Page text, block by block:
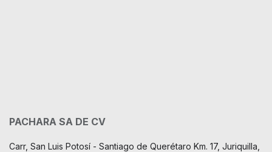
PACHARA SA DE CV
Carr, San Luis Potosí - Santiago de Querétaro Km. 17, Juriquilla,